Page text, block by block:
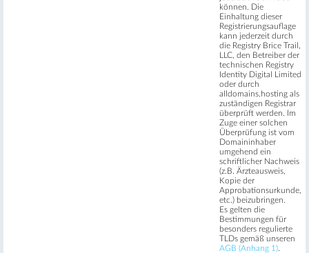
können. Die
Einhaltung dieser
Registrierungsauflage
kann jederzeit durch
die Registry Brice Trail,
LLC, den Betreiber der
technischen Registry
Identity Digital Limited
oder durch
alldomains.hosting als
zuständigen Registrar
überprüft werden. Im
Zuge einer solchen
Überprüfung ist vom
Domaininhaber
umgehend ein
schriftlicher Nachweis
(z.B. Ärzteausweis,
Kopie der
Approbationsurkunde,
etc.) beizubringen.
Es gelten die
Bestimmungen für
besonders regulierte
TLDs gemäß unseren
AGB (Anhang 1)